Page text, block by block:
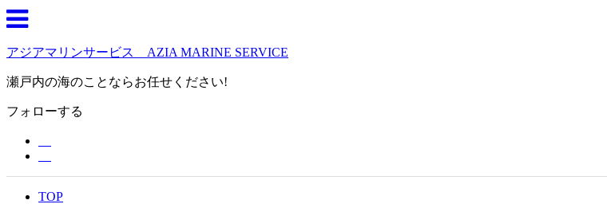
アジアマリンサービス AZIA MARINE SERVICE
瀬戸内の海のことならお任せください!
フォローする
TOP